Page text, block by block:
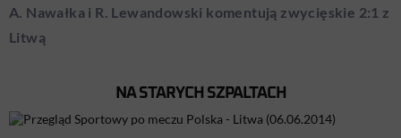
A. Nawałka i R. Lewandowski komentują zwycięskie 2:1 z
Litwą
NA STARYCH SZPALTACH